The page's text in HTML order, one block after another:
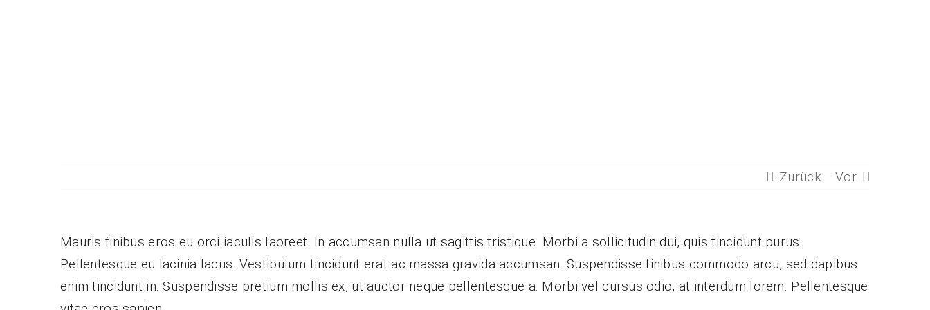
Zurück Vor
Mauris finibus eros eu orci iaculis laoreet. In accumsan nulla ut sagittis tristique. Morbi a sollicitudin dui, quis tincidunt purus.
Pellentesque eu lacinia lacus. Vestibulum tincidunt erat ac massa gravida accumsan. Suspendisse finibus commodo arcu, sed dapibus
enim tincidunt in. Suspendisse pretium mollis ex, ut auctor neque pellentesque a. Morbi vel cursus odio, at interdum lorem. Pellentesque